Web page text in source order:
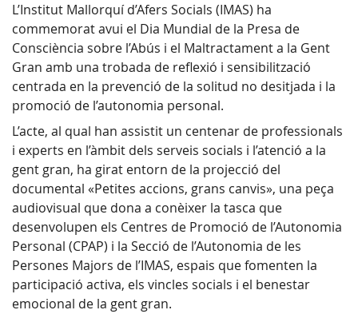
L’Institut Mallorquí d’Afers Socials (IMAS) ha
commemorat avui el Dia Mundial de la Presa de
Consciència sobre l’Abús i el Maltractament a la Gent
Gran amb una trobada de reflexió i sensibilització
centrada en la prevenció de la solitud no desitjada i la
promoció de l’autonomia personal.
L’acte, al qual han assistit un centenar de professionals
i experts en l’àmbit dels serveis socials i l’atenció a la
gent gran, ha girat entorn de la projecció del
documental «Petites accions, grans canvis», una peça
audiovisual que dona a conèixer la tasca que
desenvolupen els Centres de Promoció de l’Autonomia
Personal (CPAP) i la Secció de l’Autonomia de les
Persones Majors de l’IMAS, espais que fomenten la
participació activa, els vincles socials i el benestar
emocional de la gent gran.